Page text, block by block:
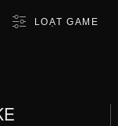
LOẠT GAME